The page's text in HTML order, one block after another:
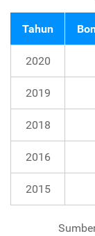
Tahun
2020
2019
2018
2016
2015